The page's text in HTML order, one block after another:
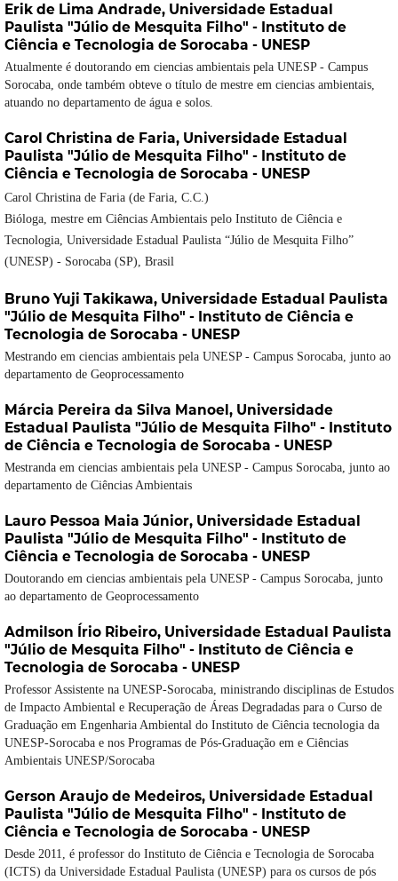
Erik de Lima Andrade, Universidade Estadual
Paulista "Júlio de Mesquita Filho" - Instituto de
Ciência e Tecnologia de Sorocaba - UNESP
Atualmente é doutorando em ciencias ambientais pela UNESP - Campus
Sorocaba, onde também obteve o título de mestre em ciencias ambientais,
atuando no departamento de água e solos.
Carol Christina de Faria, Universidade Estadual
Paulista "Júlio de Mesquita Filho" - Instituto de
Ciência e Tecnologia de Sorocaba - UNESP
Carol Christina de Faria (de Faria, C.C.)
Bióloga, mestre em Ciências Ambientais pelo Instituto de Ciência e
Tecnologia, Universidade Estadual Paulista “Júlio de Mesquita Filho”
(UNESP) - Sorocaba (SP), Brasil
Bruno Yuji Takikawa, Universidade Estadual Paulista
"Júlio de Mesquita Filho" - Instituto de Ciência e
Tecnologia de Sorocaba - UNESP
Mestrando em ciencias ambientais pela UNESP - Campus Sorocaba, junto ao
departamento de Geoprocessamento
Márcia Pereira da Silva Manoel, Universidade
Estadual Paulista "Júlio de Mesquita Filho" - Instituto
de Ciência e Tecnologia de Sorocaba - UNESP
Mestranda em ciencias ambientais pela UNESP - Campus Sorocaba, junto ao
departamento de Ciências Ambientais
Lauro Pessoa Maia Júnior, Universidade Estadual
Paulista "Júlio de Mesquita Filho" - Instituto de
Ciência e Tecnologia de Sorocaba - UNESP
Doutorando em ciencias ambientais pela UNESP - Campus Sorocaba, junto
ao departamento de Geoprocessamento
Admilson Írio Ribeiro, Universidade Estadual Paulista
"Júlio de Mesquita Filho" - Instituto de Ciência e
Tecnologia de Sorocaba - UNESP
Professor Assistente na UNESP-Sorocaba, ministrando disciplinas de Estudos
de Impacto Ambiental e Recuperação de Áreas Degradadas para o Curso de
Graduação em Engenharia Ambiental do Instituto de Ciência tecnologia da
UNESP-Sorocaba e nos Programas de Pós-Graduação em e Ciências
Ambientais UNESP/Sorocaba
Gerson Araujo de Medeiros, Universidade Estadual
Paulista "Júlio de Mesquita Filho" - Instituto de
Ciência e Tecnologia de Sorocaba - UNESP
Desde 2011, é professor do Instituto de Ciência e Tecnologia de Sorocaba
(ICTS) da Universidade Estadual Paulista (UNESP) para os cursos de pós